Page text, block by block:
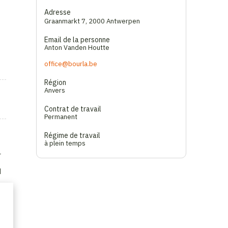
Adresse
Graanmarkt 7, 2000 Antwerpen
Email de la personne
Anton Vanden Houtte
office@bourla.be
Région
Anvers
Contrat de travail
Permanent
Régime de travail
à plein temps